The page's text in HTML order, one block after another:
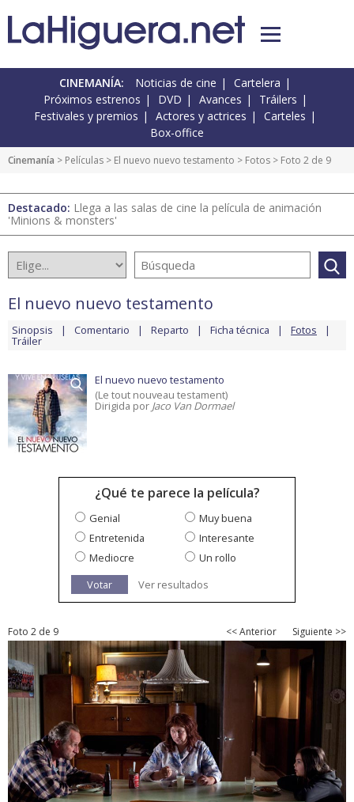
CINEMANÍA: Noticias de cine
Cartelera
Próximos estrenos
DVD Avances
Tráilers
Festivales y premios
Actores y actrices
Carteles
Box-office
Cinemanía > Películas > El nuevo nuevo testamento > Fotos > Foto 2 de 9
Destacado: Llega a las salas de cine la película de animación
'Minions & monsters'
El nuevo nuevo testamento
Sinopsis Comentario Reparto Ficha técnica Fotos
Tráiler
El nuevo nuevo testamento
(Le tout nouveau testament)
Dirigida por Jaco Van Dormael
¿Qué te parece la película?
Genial
Muy buena
Entretenida
Interesante
Mediocre
Un rollo
Votar
Ver resultados
Foto 2 de 9 << Anterior Siguiente >>